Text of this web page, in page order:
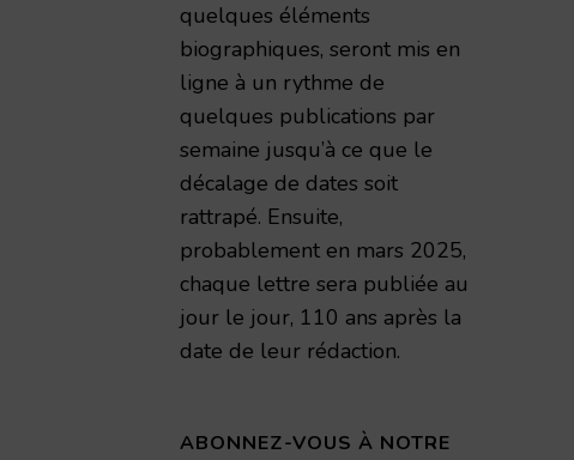
quelques éléments
biographiques, seront mis en
ligne à un rythme de
quelques publications par
semaine jusqu’à ce que le
décalage de dates soit
rattrapé. Ensuite,
probablement en mars 2025,
chaque lettre sera publiée au
jour le jour, 110 ans après la
date de leur rédaction.
ABONNEZ-VOUS À NOTRE